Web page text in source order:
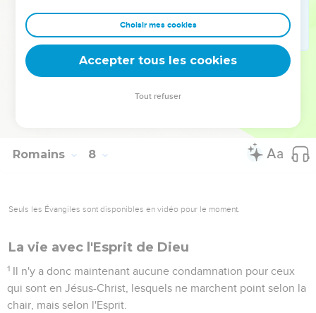
contre la loi de mon entendement, et qui me rend prisonnier
à la loi du péché, qui est dans mes membres.
[Ha ! ] misérable que je suis ! qui me délivrera du corps de
cette mort ?
Je rends grâces à Dieu par Jésus-Christ notre Seigneur. Je
Romains 8
Seuls les Évangiles sont disponibles en vidéo pour le moment.
La vie avec l'Esprit de Dieu
1 Il n'y a donc maintenant aucune condamnation pour ceux
qui sont en Jésus-Christ, lesquels ne marchent point selon la
chair, mais selon l'Esprit.
Choisir mes cookies
Accepter tous les cookies
Tout refuser